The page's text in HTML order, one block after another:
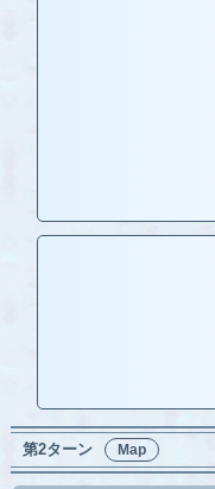
第2ターン Map